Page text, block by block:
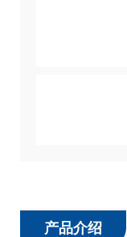
产品介绍